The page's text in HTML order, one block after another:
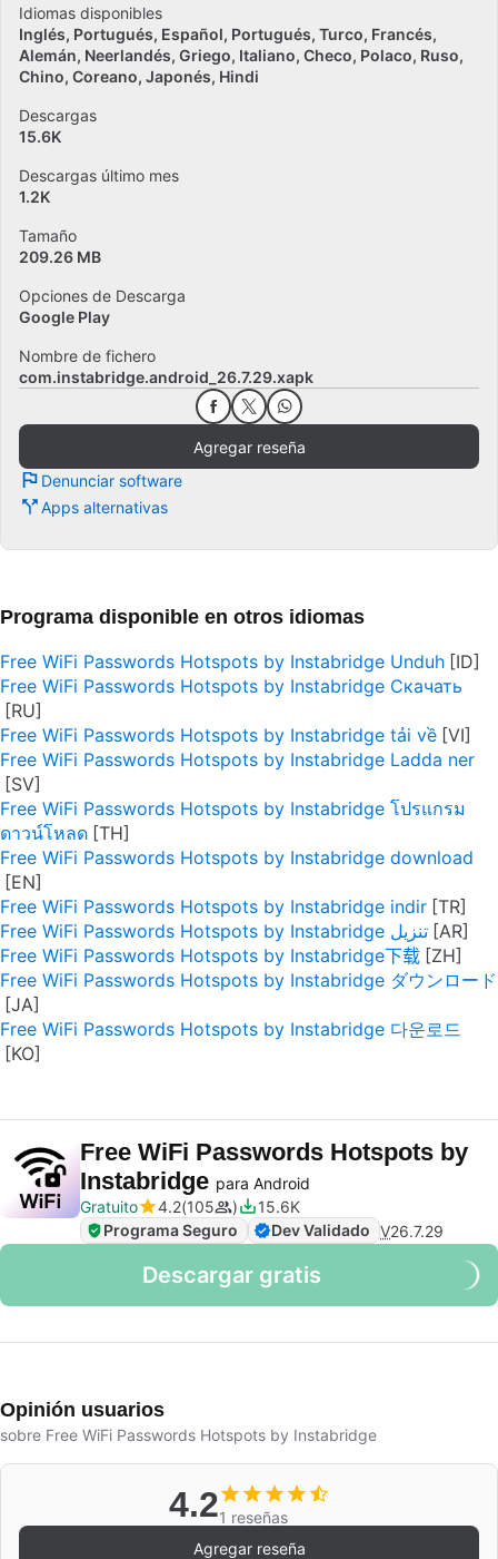
Idiomas disponibles
Inglés Portugués Español Portugués Turco Francés
Alemán Neerlandés Griego Italiano Checo Polaco Ruso
Chino Coreano Japonés Hindi
Descargas
15.6K
Descargas último mes
1.2K
Tamaño
209.26 MB
Opciones de Descarga
Google Play
Nombre de fichero
com.instabridge.android_26.7.29.xapk
Agregar reseña
Denunciar software
Apps alternativas
Programa disponible en otros idiomas
Free WiFi Passwords Hotspots by Instabridge Unduh
Free WiFi Passwords Hotspots by Instabridge Скачать
Free WiFi Passwords Hotspots by Instabridge tải về
Free WiFi Passwords Hotspots by Instabridge Ladda ner
Free WiFi Passwords Hotspots by Instabridge โปรแกรม
ดาวน์โหลด
Free WiFi Passwords Hotspots by Instabridge download
Free WiFi Passwords Hotspots by Instabridge indir
Free WiFi Passwords Hotspots by Instabridge تنزيل
Free WiFi Passwords Hotspots by Instabridge下载
Free WiFi Passwords Hotspots by Instabridge ダウンロード
Free WiFi Passwords Hotspots by Instabridge 다운로드
Free WiFi Passwords Hotspots by
Instabridge para Android
Gratuito
4.2 105
15.6K
Programa Seguro
Dev Validado V26.7.29
Descargar gratis
Opinión usuarios
sobre Free WiFi Passwords Hotspots by Instabridge
4.21 reseñas
Agregar reseña